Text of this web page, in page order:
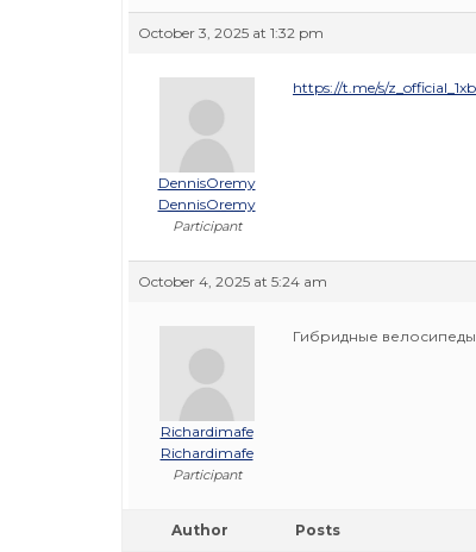
October 3, 2025 at 1:32 pm
DennisOremy
DennisOremy
Participant
https://t.me/s/
October 4, 2025 at 5:24 am
Richardimafe
Richardimafe
Participant
Гибридные
Author Posts